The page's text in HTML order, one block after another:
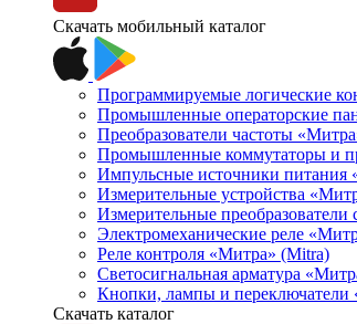
Скачать мобильный каталог
Программируемые логические
Промышленные операторские
Преобразователи частоты
Промышленные коммутаторы и
Импульсные источники питания
Измерительные устройства
Измерительные
Электромеханические реле
Реле контроля «Митра» (Mitra)
Светосигнальная арматура
Кнопки, лампы и переключатели
Скачать каталог